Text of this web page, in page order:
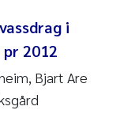
i
2012
Bjart Are